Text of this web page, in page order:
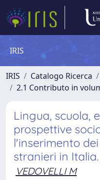
IRIS
IRIS Catalogo Ricerca
2.1 Contributo in
Lingua, scuola,
prospettive
l'inserimento
stranieri in Italia.
VEDOVELLI M